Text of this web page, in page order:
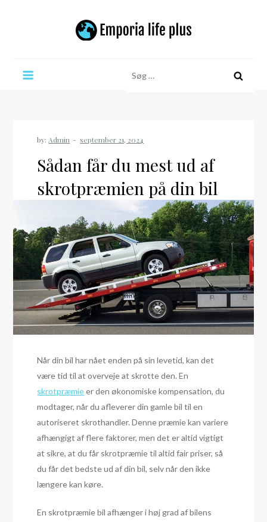
efter:
by: Admin
Sådan får du mest ud af
skrotpræmien på din bil
Når din bil har nået enden på sin levetid, kan det
være tid til at overveje at skrotte den. En
skrotpræmieer den økonomiske kompensation, du
modtager, når du afleverer din gamle bil til en
autoriseret skrothandler. Denne præmie kan variere
afhængigt af flere faktorer, men det er altid vigtigt
at sikre, at du får skrotpræmie til altid fair priser, så
du får det bedste ud af din bil, selv når den ikke
længere kan køre.
En skrotpræmie bil afhænger i høj grad af bilens